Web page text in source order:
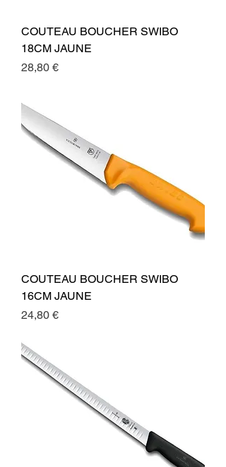
COUTEAU BOUCHER SWIBO
18CM JAUNE
Preis
28,80 €
COUTEAU BOUCHER SWIBO
16CM JAUNE
Preis
24,80 €